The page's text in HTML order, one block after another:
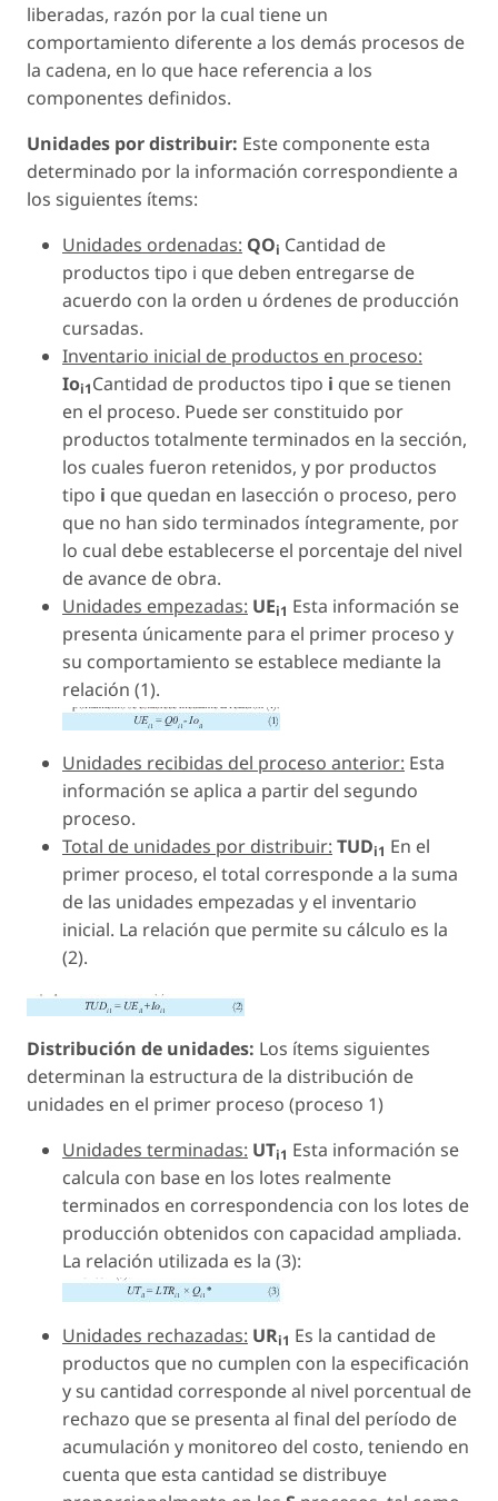
liberadas, razón por la cual tiene un
comportamiento diferente a los demás procesos de
la cadena, en lo que hace referencia a los
componentes definidos.
Unidades por distribuir: Este componente esta
determinado por la información correspondiente a
los siguientes ítems:
Unidades ordenadas: QOi Cantidad de
productos tipo i que deben entregarse de
acuerdo con la orden u órdenes de producción
cursadas.
Inventario inicial de productos en proceso:
Ioi1Cantidad de productos tipo i que se tienen
en el proceso. Puede ser constituido por
productos totalmente terminados en la sección,
los cuales fueron retenidos, y por productos
tipo i que quedan en lasección o proceso, pero
que no han sido terminados íntegramente, por
lo cual debe establecerse el porcentaje del nivel
de avance de obra.
Unidades empezadas: UEi1 Esta información se
presenta únicamente para el primer proceso y
su comportamiento se establece mediante la
relación (1).
Unidades recibidas del proceso anterior: Esta
información se aplica a partir del segundo
proceso.
Total de unidades por distribuir: TUDi1 En el
primer proceso, el total corresponde a la suma
de las unidades empezadas y el inventario
inicial. La relación que permite su cálculo es la
(2).
Distribución de unidades: Los ítems siguientes
determinan la estructura de la distribución de
unidades en el primer proceso (proceso 1)
Unidades terminadas: UTi1 Esta información se
calcula con base en los lotes realmente
terminados en correspondencia con los lotes de
producción obtenidos con capacidad ampliada.
La relación utilizada es la (3):
Unidades rechazadas: URi1 Es la cantidad de
productos que no cumplen con la especificación
y su cantidad corresponde al nivel porcentual de
rechazo que se presenta al final del período de
acumulación y monitoreo del costo, teniendo en
cuenta que esta cantidad se distribuye